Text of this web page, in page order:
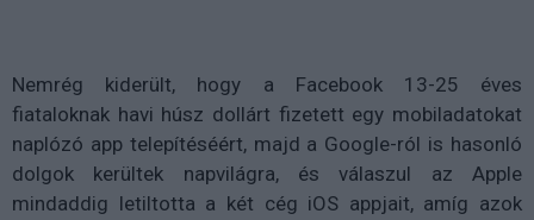
Nemrég kiderült, hogy a Facebook 13-25 éves
fiataloknak havi húsz dollárt fizetett egy mobiladatokat
naplózó app telepítéséért, majd a Google-ról is hasonló
dolgok kerültek napvilágra, és válaszul az Apple
mindaddig letiltotta a két cég iOS appjait, amíg azok